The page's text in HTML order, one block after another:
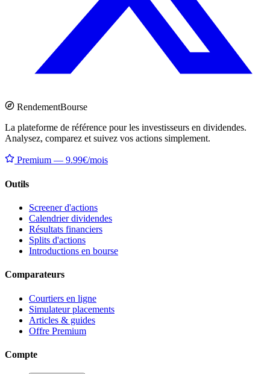
RendementBourse
La plateforme de référence pour les investisseurs en dividendes.
Analysez, comparez et suivez vos actions simplement.
Premium — 9.99€/mois
Outils
Screener d'actions
Calendrier dividendes
Résultats financiers
Splits d'actions
Introductions en bourse
Comparateurs
Courtiers en ligne
Simulateur placements
Articles & guides
Offre Premium
Compte